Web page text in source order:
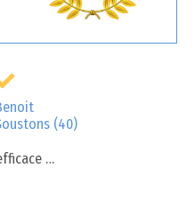
(40)
…